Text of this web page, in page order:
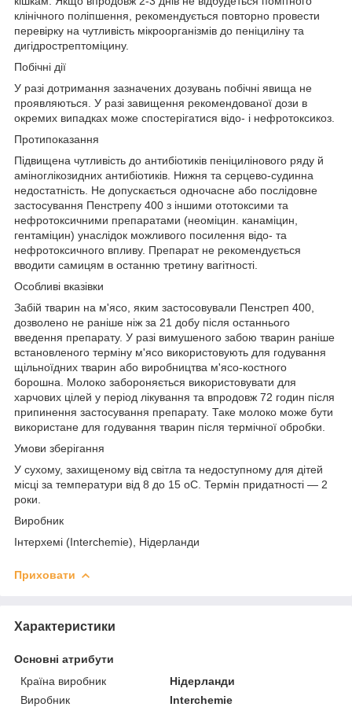
клінічного поліпшення, рекомендується повторно провести
перевірку на чутливість мікроорганізмів до пеніциліну та
дигідрострептоміцину.
Побічні дії
У разі дотримання зазначених дозувань побічні явища не
проявляються. У разі завищення рекомендованої дози в
окремих випадках може спостерігатися відо- і нефротоксикоз.
Протипоказання
Підвищена чутливість до антибіотиків пеніцилінового ряду й
аміноглікозидних антибіотиків. Нижня та серцево-судинна
недостатність. Не допускається одночасне або послідовне
застосування Пенстрепу 400 з іншими ототоксими та
нефротоксичними препаратами (неоміцин. канаміцин,
гентаміцин) унаслідок можливого посилення відо- та
нефротоксичного впливу. Препарат не рекомендується
вводити самицям в останню третину вагітності.
Особливі вказівки
Забій тварин на м'ясо, яким застосовували Пенстреп 400,
дозволено не раніше ніж за 21 добу після останнього
введення препарату. У разі вимушеного забою тварин раніше
встановленого терміну м'ясо використовують для годування
щільноїдних тварин або виробництва м'ясо-костного
борошна. Молоко забороняється використовувати для
харчових цілей у період лікування та впродовж 72 годин після
припинення застосування препарату. Таке молоко може бути
використане для годування тварин після термічної обробки.
Умови зберігання
У сухому, захищеному від світла та недоступному для дітей
місці за температури від 8 до 15 oС. Термін придатності — 2
роки.
Виробник
Інтерхемі (Interchemie), Нідерланди
Приховати
Характеристики
Основні атрибути
Країна виробник
Нідерланди
Виробник
Interchemie